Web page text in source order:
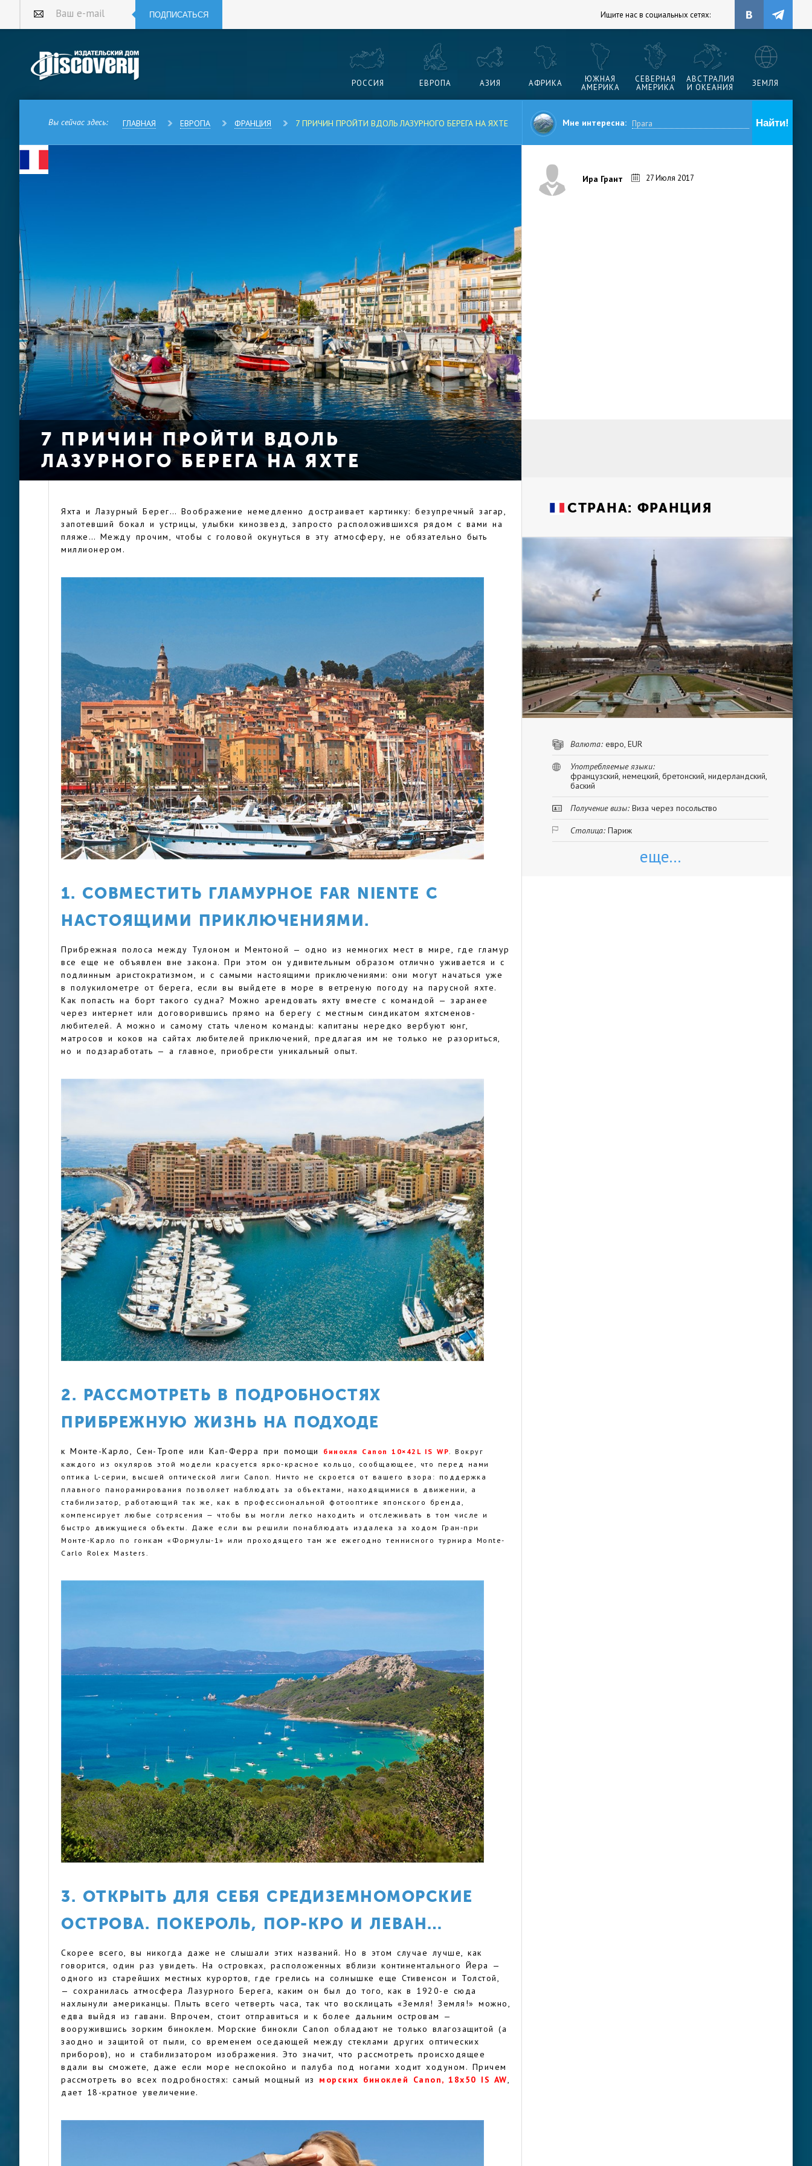
Ваш e-mail ПОДПИСАТЬСЯ Ищите нас в социальных сетях:
РОССИЯ ЕВРОПА АЗИЯ АФРИКА
ЮЖНАЯ
АМЕРИКА
СЕВЕРНАЯ
АМЕРИКА
АВСТРАЛИЯ
И ОКЕАНИЯ
ЗЕМЛЯ
Вы сейчас здесь: ГЛАВНАЯ ЕВРОПА ФРАНЦИЯ 7 ПРИЧИН ПРОЙТИ ВДОЛЬ ЛАЗУРНОГО БЕРЕГА НА ЯХТЕ Мне интересна:
7 ПРИЧИН ПРОЙТИ ВДОЛЬ
ЛАЗУРНОГО БЕРЕГА НА ЯХТЕ
Яхта и Лазурный Берег… Воображение немедленно достраивает картинку: безупречный загар,
запотевший бокал и устрицы, улыбки кинозвезд, запросто расположившихся рядом с вами на
пляже… Между прочим, чтобы с головой окунуться в эту атмосферу, не обязательно быть
миллионером.
1. СОВМЕСТИТЬ ГЛАМУРНОЕ FAR NIENTE С
НАСТОЯЩИМИ ПРИКЛЮЧЕНИЯМИ.
Прибрежная полоса между Тулоном и Ментоной — одно из немногих мест в мире, где гламур
все еще не объявлен вне закона. При этом он удивительным образом отлично уживается и с
подлинным аристократизмом, и с самыми настоящими приключениями: они могут начаться уже
в полукилометре от берега, если вы выйдете в море в ветреную погоду на парусной яхте.
Как попасть на борт такого судна? Можно арендовать яхту вместе с командой — заранее
через интернет или договорившись прямо на берегу с местным синдикатом яхтсменов-
любителей. А можно и самому стать членом команды: капитаны нередко вербуют юнг,
матросов и коков на сайтах любителей приключений, предлагая им не только не разориться,
но и подзаработать — а главное, приобрести уникальный опыт.
2. РАССМОТРЕТЬ В ПОДРОБНОСТЯХ
ПРИБРЕЖНУЮ ЖИЗНЬ НА ПОДХОДЕ
к Монте-Карло, Сен-Тропе или Кап-Ферра при помощи бинокля Canon 10×42L IS WP . Вокруг
каждого из окуляров этой модели красуется ярко-красное кольцо, сообщающее, что перед нами
оптика L-серии, высшей оптической лиги Canon. Ничто не скроется от вашего взора: поддержка
плавного панорамирования позволяет наблюдать за объектами, находящимися в движении, а
стабилизатор, работающий так же, как в профессиональной фотооптике японского бренда,
компенсирует любые сотрясения — чтобы вы могли легко находить и отслеживать в том числе и
быстро движущиеся объекты. Даже если вы решили понаблюдать издалека за ходом Гран-при
Монте-Карло по гонкам «Формулы-1» или проходящего там же ежегодно теннисного турнира Monte-
Carlo Rolex Masters.
3. ОТКРЫТЬ ДЛЯ СЕБЯ СРЕДИЗЕМНОМОРСКИЕ
ОСТРОВА. ПОКЕРОЛЬ, ПОР-КРО И ЛЕВАН…
Скорее всего, вы никогда даже не слышали этих названий. Но в этом случае лучше, как
говорится, один раз увидеть. На островках, расположенных вблизи континентального Йера —
одного из старейших местных курортов, где грелись на солнышке еще Стивенсон и Толстой,
— сохранилась атмосфера Лазурного Берега, каким он был до того, как в 1920-е сюда
нахлынули американцы. Плыть всего четверть часа, так что восклицать «Земля! Земля!» можно,
едва выйдя из гавани. Впрочем, стоит отправиться и к более дальним островам —
вооружившись зорким биноклем. Морские бинокли Canon обладают не только влагозащитой (а
заодно и защитой от пыли, со временем оседающей между стеклами других оптических
приборов), но и стабилизатором изображения. Это значит, что рассмотреть происходящее
вдали вы сможете, даже если море неспокойно и палуба под ногами ходит ходуном. Причем
рассмотреть во всех подробностях: самый мощный из морских биноклей Canon, 18x50 IS AW,
дает 18-кратное увеличение.
Ира Грант 27 Июля 2017
СТРАНА: ФРАНЦИЯ
Валюта: евро, EUR
Употребляемые языки:
французский, немецкий, бретонский, нидерландский,
баский
Получение визы: Виза через посольство
Столица: Париж
еще...